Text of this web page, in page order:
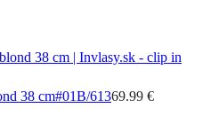
38 cm#01B/61369.99 €